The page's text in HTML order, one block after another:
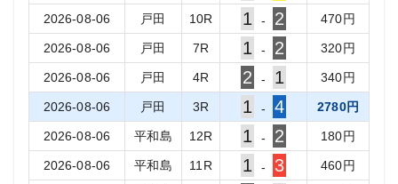
2026-08-06 戸田 10R 1 - 2 470円
2026-08-06 戸田 7R 1 - 2 320円
2026-08-06 戸田 4R 2 - 1 340円
2026-08-06 戸田 3R 1 - 4 2780円
2026-08-06 平和島 12R 1 - 2 180円
2026-08-06 平和島 11 R 1 - 3 460円